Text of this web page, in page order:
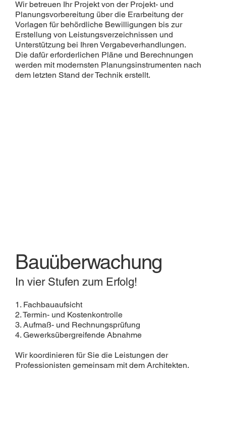
Bauüberwachung
In vier Stufen zum Erfolg!
1. Fachbauaufsicht
2. Termin- und Kostenkontrolle
3. Aufmaß- und Rechnungsprüfung
4. Gewerksübergreifende Abnahme
Wir koordinieren für Sie die Leistungen der
Professionisten gemeinsam mit dem Architekten.
Wir betreuen Ihr Projekt von der Projekt- und
Planungsvorbereitung über die Erarbeitung der
Vorlagen für behördliche Bewilligungen bis zur
Erstellung von Leistungsverzeichnissen und
Unterstützung bei Ihren Vergabeverhandlungen.
Die dafür erforderlichen Pläne und Berechnungen
werden mit modernsten Planungsinstrumenten nach
dem letzten Stand der Technik erstellt.